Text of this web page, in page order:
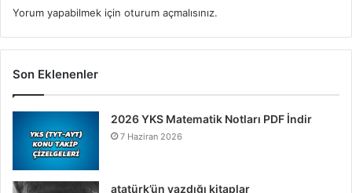
Yorum yapabilmek için oturum açmalısınız.
Son Eklenenler
2026 YKS Matematik Notları PDF İndir
7 Haziran 2026
atatürk’ün yazdığı kitaplar